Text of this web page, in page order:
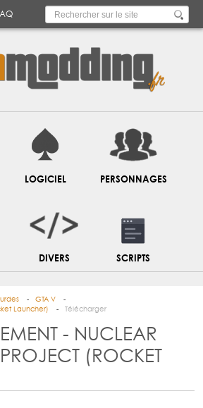
LOGICIEL PERSONNAGES
DIVERS SCRIPTS
GTA V
Launcher)
Télécharger
- NUCLEAR
(ROCKET